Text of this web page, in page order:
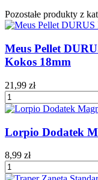
Pozostałe produkty z
Meus Pellet
Kokos 18mm
21,99 zł
Lorpio Dodatek
8,99 zł